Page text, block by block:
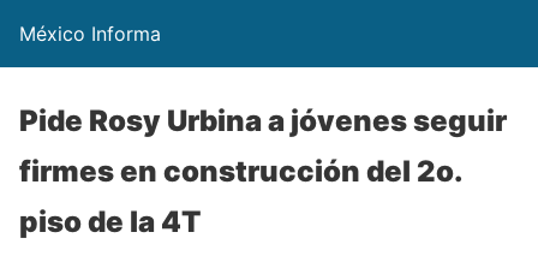
México Informa
Pide Rosy Urbina a jóvenes seguir
firmes en construcción del 2o.
piso de la 4T